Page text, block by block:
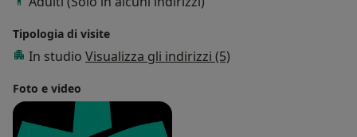
Tipologia di visite
In studio Visualizza gli indirizzi (5)
Foto e video